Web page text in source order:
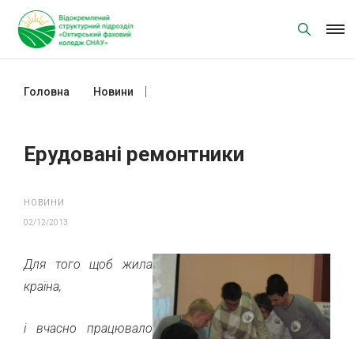
content
Головна Новини
Ерудовані ремонтники
НОВИНИ
02/12/2013
Для того щоб жила
країна,
і вчасно працювало